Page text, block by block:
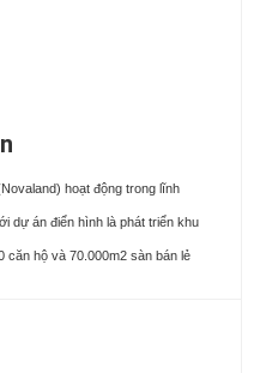
hoạt động trong lĩnh
dự án điển hình là phát triển khu
căn hộ và 70.000m2 sàn bán lẻ